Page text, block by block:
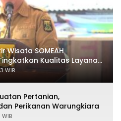
Wisata SOMEAH
Kualitas Layanan
WIB
Pertanian,
Perikanan Warungkiara